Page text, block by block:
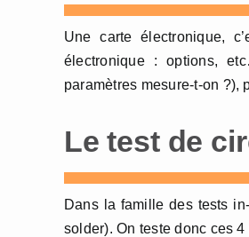
Une carte électronique,
électronique : options,
paramètres mesure-t-on ?),
Le test de
Dans la famille des tests
solder). On teste donc ces 4